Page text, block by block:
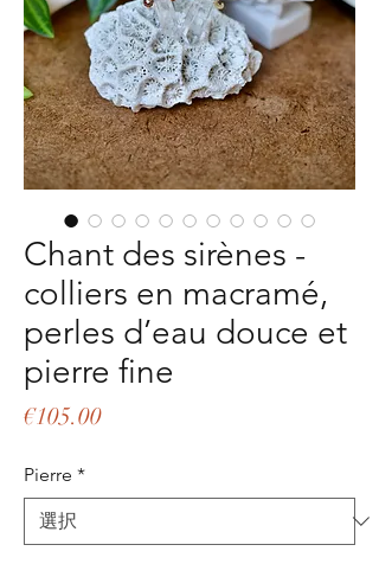
Chant des sirènes -
colliers en macramé,
perles d’eau douce et
pierre fine
€105.00価
Pierre *